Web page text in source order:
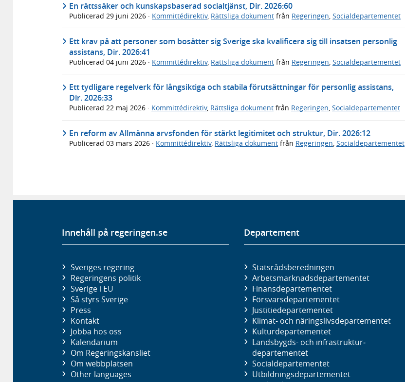
En rättssäker och kunskapsbaserad socialtjänst, Dir. 2026:60
Publicerad 29 juni 2026 · Kommittédirektiv, Rättsliga dokument från Regeringen, Socialdepartementet
Ett krav på att personer som bosätter sig Sverige ska kvalificera sig till insatsen personlig
assistans, Dir. 2026:41
Publicerad 04 juni 2026 · Kommittédirektiv, Rättsliga dokument från Regeringen Socialdepartementet
Ett tydligare regelverk för långsiktiga och stabila förutsättningar för personlig assistans,
Dir. 2026:33
Publicerad 22 maj 2026 · Kommittédirektiv, Rättsliga dokument från Regeringen, Socialdepartementet
En reform av Allmänna arvsfonden för stärkt legitimitet och struktur, Dir. 2026:12
Publicerad 03 mars 2026 · Kommittédirektiv, Rättsliga dokument från Regeringen, Socialdepartementet
Innehåll på regeringen.se
Sveriges regering
Regeringens politik
Sverige i EU
Så styrs Sverige
Press
Kontakt
Jobba hos oss
Kalendarium
Om Regeringskansliet
Om webbplatsen
Other languages
Departement
Statsrådsberedningen
Arbetsmarknads­departementet
Finans­departementet
Försvars­departementet
Justitie­departementet
Klimat- och näringslivs­departementet
Kultur­departementet
Landsbygds- och infrastruktur­
departementet
Social­departementet
Utbildnings­departementet